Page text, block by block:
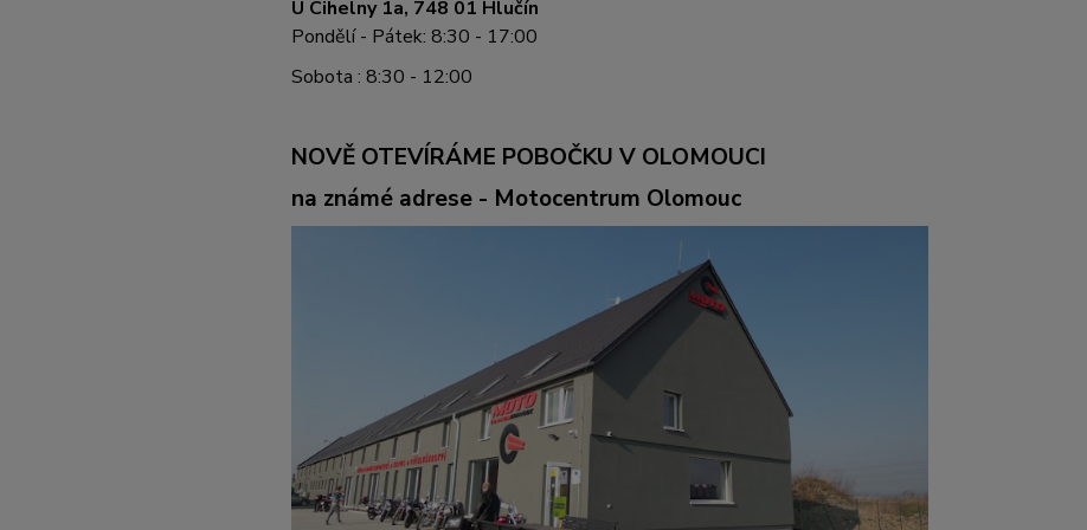
U Cihelny 1a, 748 01 Hlučín
Pondělí - Pátek: 8:30 - 17:00
Sobota : 8:30 - 12:00
NOVĚ OTEVÍRÁME POBOČKU V OLOMOUCI
na známé adrese - Motocentrum Olomouc